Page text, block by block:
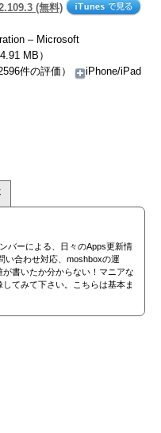
(無料)
– Microsoft
MB）
件の評価）
iPhone/iPad
バーによる、日々のApps更新情
い合わせ対応、moshboxの運
書いたか分からない！マニアな
てみて下さい。こちらは基本ま